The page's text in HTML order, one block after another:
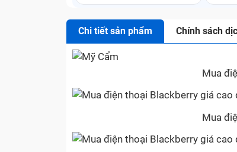
Chi tiết sản phẩm Chính sách
Mua
Mua